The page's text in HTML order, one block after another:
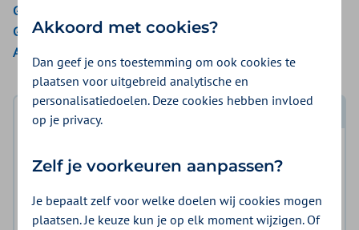
Gemeenten Optimaal
Gemeente Amsterdam
Aon Vitaal
Log in met DigiD
voor u gelden.
Log in met DigiD
Akkoord met cookies?
Dan geef je ons toestemming om ook cookies te
plaatsen voor uitgebreid analytische en
personalisatiedoelen. Deze cookies hebben invloed
op je privacy.
Zelf je voorkeuren aanpassen?
Je bepaalt zelf voor welke doelen wij cookies mogen
plaatsen. Je keuze kun je op elk moment wijzigen. Of